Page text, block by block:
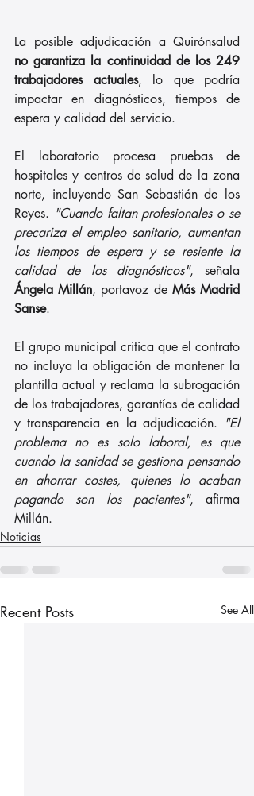
no garantiza la continuidad de los 249
trabajadores actuales, lo que podría
impactar en diagnósticos, tiempos de
espera y calidad del servicio.
El laboratorio procesa pruebas de
hospitales y centros de salud de la zona
norte, incluyendo San Sebastián de los
Reyes. "Cuando faltan profesionales o se
precariza el empleo sanitario, aumentan
los tiempos de espera y se resiente la
calidad de los diagnósticos"
Ángela Millán, portavoz de Más Madrid
Sanse.
El grupo municipal critica que el contrato
no incluya la obligación de mantener la
plantilla actual y reclama la subrogación
de los trabajadores, garantías de calidad
y transparencia en la adjudicación. "El
problema no es solo laboral, es que
cuando la sanidad se gestiona pensando
en ahorrar costes, quienes lo acaban
pagando son los pacientes", afirma
Millán.
Noticias
Recent Posts See All